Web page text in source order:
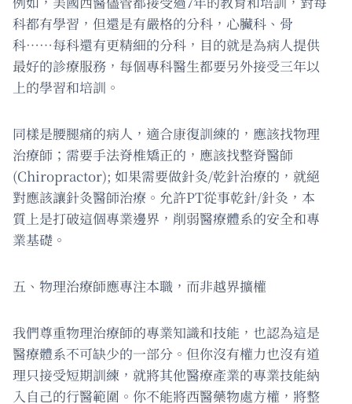
科都有學習，但還是有嚴格的分科，心臟科、骨
科……每科還有更精細的分科，目的就是為病人提供
最好的診療服務，每個專科醫生都要另外接受三年以
上的學習和培訓。
同樣是腰腿痛的病人，適合康復訓練的，應該找物理
治療師；需要手法脊椎矯正的，應該找整脊醫師
(Chiropractor); 如果需要做針灸/乾針治療的，就絕
對應該讓針灸醫師治療。允許PT從事乾針/針灸，本
質上是打破這個專業邊界，削弱醫療體系的安全和專
業基礎。
五、物理治療師應專注本職，而非越界擴權
我們尊重物理治療師的專業知識和技能，也認為這是
醫療體系不可缺少的一部分。但你沒有權力也沒有道
理只接受短期訓練，就將其他醫療產業的專業技能納
入自己的行醫範圍。你不能將西醫藥物處方權，將整